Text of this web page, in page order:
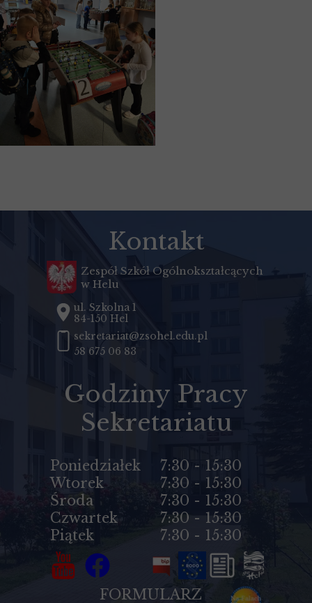
Kontakt
Zespół Szkół Ogólnokształcących
w Helu
ul. Szkolna 1
84-150 Hel
sekretariat@zsohel.edu.pl
58 675 06 83
FORMULARZ
Godziny Pracy
Sekretariatu
Poniedziałek
Wtorek
Środa
Czwartek
Piątek
7:30 - 15:30
7:30 - 15:30
7:30 - 15:30
7:30 - 15:30
7:30 - 15:30